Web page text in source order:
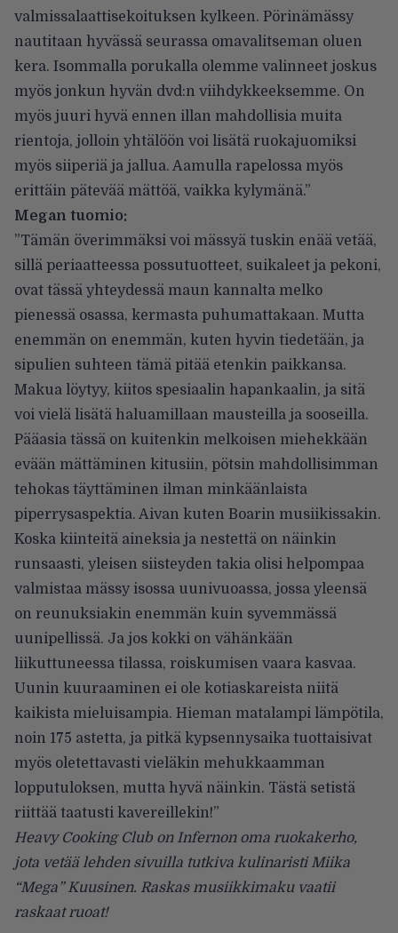
valmissalaattisekoituksen kylkeen. Pörinämässy
nautitaan hyvässä seurassa omavalitseman oluen
kera. Isommalla porukalla olemme valinneet joskus
myös jonkun hyvän dvd:n viihdykkeeksemme. On
myös juuri hyvä ennen illan mahdollisia muita
rientoja, jolloin yhtälöön voi lisätä ruokajuomiksi
myös siiperiä ja jallua. Aamulla rapelossa myös
erittäin pätevää mättöä, vaikka kylymänä.”
Megan tuomio:
”Tämän överimmäksi voi mässyä tuskin enää vetää,
sillä periaatteessa possutuotteet, suikaleet ja pekoni,
ovat tässä yhteydessä maun kannalta melko
pienessä osassa, kermasta puhumattakaan. Mutta
enemmän on enemmän, kuten hyvin tiedetään, ja
sipulien suhteen tämä pitää etenkin paikkansa.
Makua löytyy, kiitos spesiaalin hapankaalin, ja sitä
voi vielä lisätä haluamillaan mausteilla ja sooseilla.
Pääasia tässä on kuitenkin melkoisen miehekkään
evään mättäminen kitusiin, pötsin mahdollisimman
tehokas täyttäminen ilman minkäänlaista
piperrysaspektia. Aivan kuten Boarin musiikissakin.
Koska kiinteitä aineksia ja nestettä on näinkin
runsaasti, yleisen siisteyden takia olisi helpompaa
valmistaa mässy isossa uunivuoassa, jossa yleensä
on reunuksiakin enemmän kuin syvemmässä
uunipellissä. Ja jos kokki on vähänkään
liikuttuneessa tilassa, roiskumisen vaara kasvaa.
Uunin kuuraaminen ei ole kotiaskareista niitä
kaikista mieluisampia. Hieman matalampi lämpötila,
noin 175 astetta, ja pitkä kypsennysaika tuottaisivat
myös oletettavasti vieläkin mehukkaamman
lopputuloksen, mutta hyvä näinkin. Tästä setistä
riittää taatusti kavereillekin!”
Heavy Cooking Club on Infernon oma ruokakerho,
jota vetää lehden sivuilla tutkiva kulinaristi Miika
“Mega” Kuusinen. Raskas musiikkimaku vaatii
raskaat ruoat!